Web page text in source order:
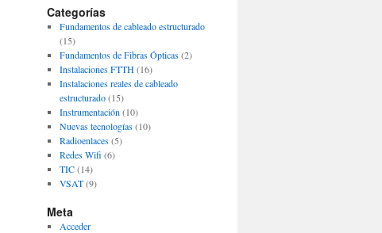
Categorías
Fundamentos de cableado estructurado
(15)
Fundamentos de Fibras Ópticas(2)
Instalaciones FTTH(16)
Instalaciones reales de cableado
estructurado(15)
Instrumentación (10)
Nuevas tecnologías(10)
Radioenlaces(5)
Redes Wifi (6)
TIC(14)
VSAT(9)
Meta
Acceder